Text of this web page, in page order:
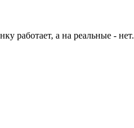
работает, а на реальные - нет.